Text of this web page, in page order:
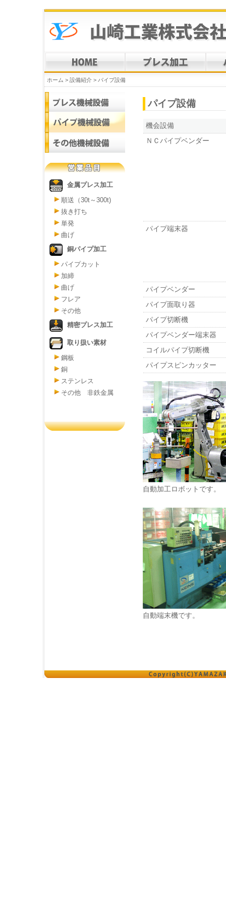
ホーム > 設備紹介 > パイプ設備
金属プレス加工
順送（30t～300t)
抜き打ち
単発
曲げ
銅パイプ加工
パイプカット
加締
曲げ
フレア
その他
精密プレス加工
取り扱い素材
鋼板
銅
ステンレス
その他 非鉄金属
パイプ設備
機会設備
ＮＣパイプベンダー
パイプ端末器
パイプベンダー
パイプ面取り器
パイプ切断機
パイプベンダー端末器
コイルパイプ切断機
パイプスピンカッター
自動加工ロボットです。
自動端末機です。